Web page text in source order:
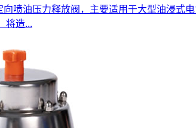
喷油压力释放阀，主要适用于大型油浸式
将造...